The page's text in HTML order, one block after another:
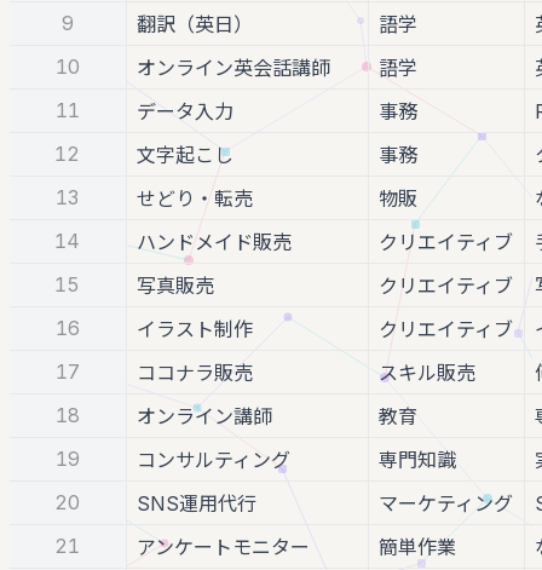
9
翻訳（英日） 語学
10
オンライン英会話講師 語学
11
データ入力 事務
12
文字起こし 事務
13
せどり・転売 物販
14
ハンドメイド販売 クリエイティブ
15
写真販売 クリエイティブ
16
イラスト制作 クリエイティブ
17
ココナラ販売 スキル販売
18
オンライン講師 教育
19
コンサルティング 専門知識
20
SNS運用代行 マーケティング
21
アンケートモニター 簡単作業